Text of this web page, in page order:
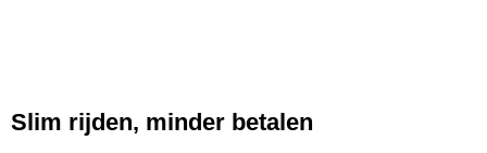
Slim rijden, minder betalen